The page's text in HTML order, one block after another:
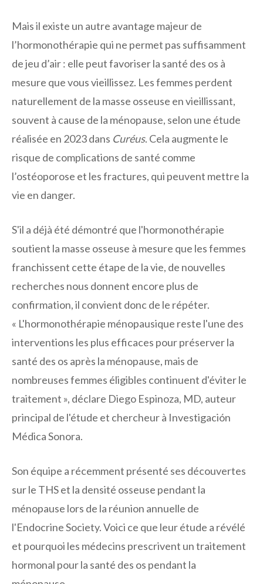
Mais il existe un autre avantage majeur de
l’hormonothérapie qui ne permet pas suffisamment
de jeu d’air : elle peut favoriser la santé des os à
mesure que vous vieillissez. Les femmes perdent
naturellement de la masse osseuse en vieillissant,
souvent à cause de la ménopause, selon une étude
réalisée en 2023 dans Curéus. Cela augmente le
risque de complications de santé comme
l’ostéoporose et les fractures, qui peuvent mettre la
vie en danger.
S'il a déjà été démontré que l'hormonothérapie
soutient la masse osseuse à mesure que les femmes
franchissent cette étape de la vie, de nouvelles
recherches nous donnent encore plus de
confirmation, il convient donc de le répéter.
« L'hormonothérapie ménopausique reste l'une des
interventions les plus efficaces pour préserver la
santé des os après la ménopause, mais de
nombreuses femmes éligibles continuent d'éviter le
traitement », déclare Diego Espinoza, MD, auteur
principal de l'étude et chercheur à Investigación
Médica Sonora.
Son équipe a récemment présenté ses découvertes
sur le THS et la densité osseuse pendant la
ménopause lors de la réunion annuelle de
l'Endocrine Society. Voici ce que leur étude a révélé
et pourquoi les médecins prescrivent un traitement
hormonal pour la santé des os pendant la